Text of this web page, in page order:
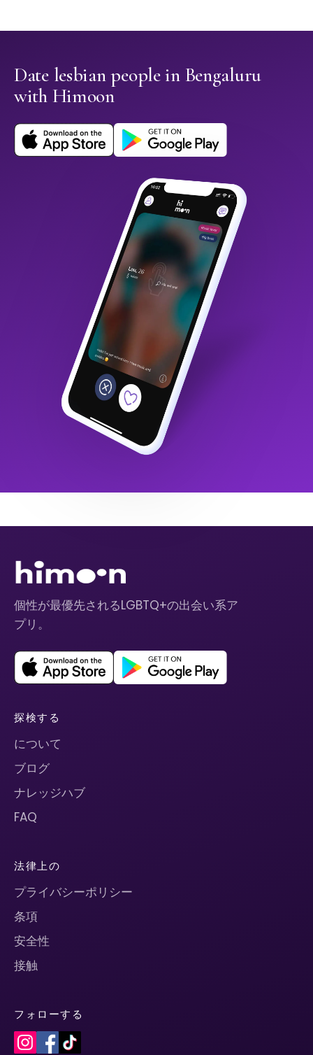
Date lesbian people in Bengaluru
with Himoon
個性が最優先されるLGBTQ+の出会い系ア
プリ。
探検する
について
ブログ
ナレッジハブ
FAQ
法律上の
プライバシーポリシー
条項
安全性
接触
フォローする